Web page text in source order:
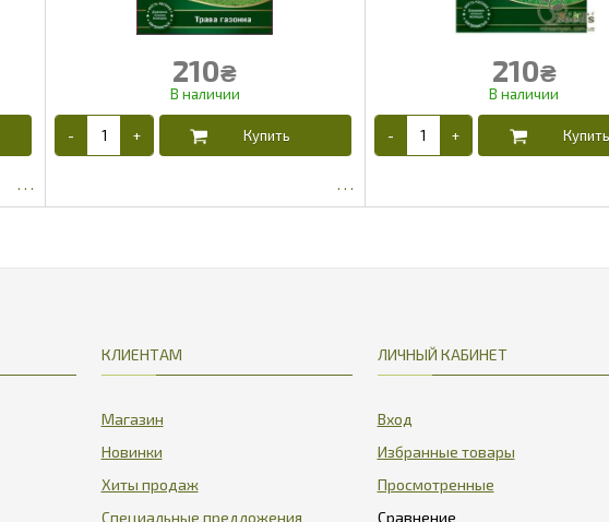
210₴ 210₴
КЛИЕНТАМ
Магазин
Новинки
Хиты продаж
Специальные предложения
ЛИЧНЫЙ КАБИНЕТ
Вход
Избранные товары
Просмотренные